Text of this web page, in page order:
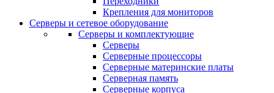
Крепления для мониторов
Серверы и сетевое оборудование
Серверы и комплектующие
Серверы
Серверные процессоры
Серверные материнские платы
Серверная память
Серверные корпуса